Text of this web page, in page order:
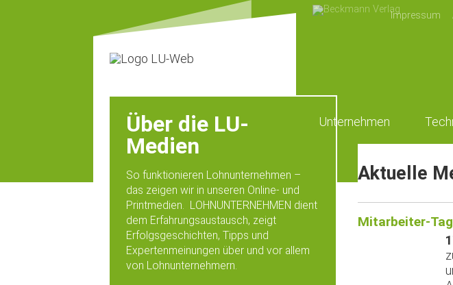
Impressum
Unternehmen
Aktuelle
Mitarbeiter-
Über die LU-
Medien
So funktionieren Lohnunternehmen –
das zeigen wir in unseren Online- und
Printmedien. LOHNUNTERNEHMEN dient
dem Erfahrungsaustausch, zeigt
Erfolgsgeschichten, Tipps und
Expertenmeinungen über und vor allem
von Lohnunternehmern.